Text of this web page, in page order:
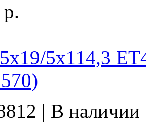
5x114,3
| В наличии